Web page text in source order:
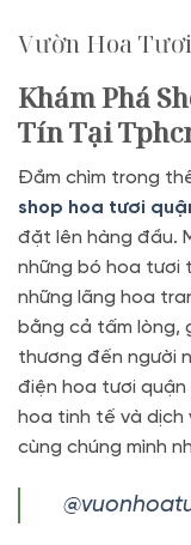
Vườn Hoa
Khám Phá
Tín Tại
Đắm chìm trong
shop hoa tươi
đặt lên hàng đầu.
những bó hoa tươi
những lãng hoa
bằng cả tấm lòng,
thương đến người
điện hoa tươi quận
hoa tinh tế và dịch
cùng chúng mình